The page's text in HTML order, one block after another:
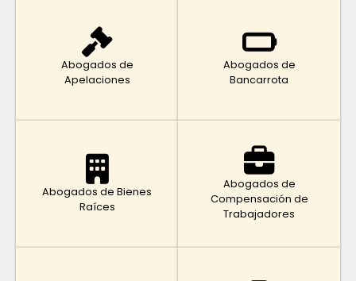
Abogados de
Apelaciones
Abogados de
Bancarrota
Abogados de Bienes
Raíces
Abogados de
Compensación de
Trabajadores